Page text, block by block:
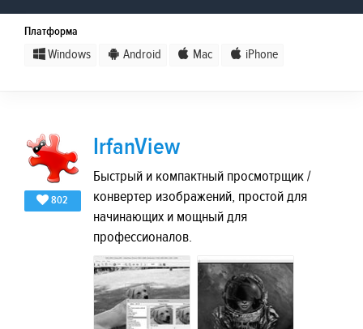
Платформа
Windows Android Mac iPhone
802
IrfanView
Быстрый и компактный просмотрщик /
конвертер изображений, простой для
начинающих и мощный для
профессионалов.